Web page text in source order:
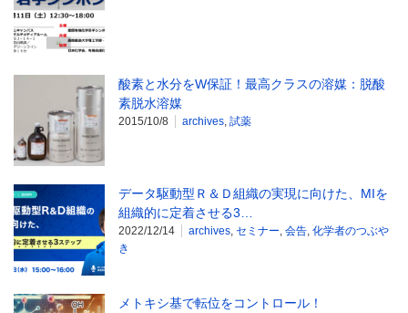
酸素と水分をW保証！最高クラスの溶媒：脱酸
素脱水溶媒
2015/10/8 archives, 試薬
データ駆動型Ｒ＆Ｄ組織の実現に向けた、MIを
組織的に定着させる3…
2022/12/14 archives, セミナー, 会告, 化学者のつぶや
き
メトキシ基で転位をコントロール！